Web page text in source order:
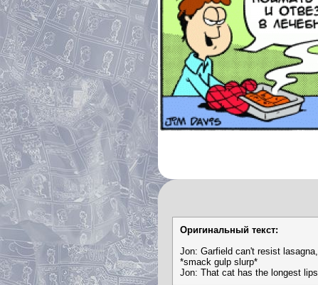
Оригинальный текст:
Jon: Garfield can't resist
*smack gulp slurp*
Jon: That cat has the longest